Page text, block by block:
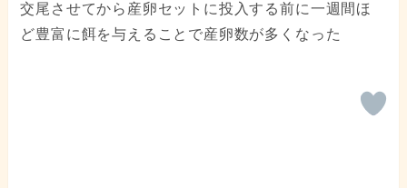
交尾させてから産卵セットに投入する前に一週間ほ
ど豊富に餌を与えることで産卵数が多くなった